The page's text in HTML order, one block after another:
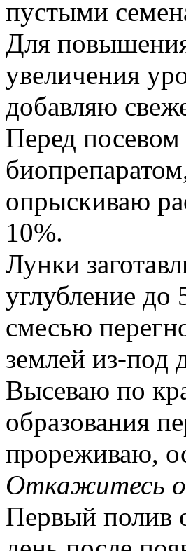
пустыми
Для
увеличения
добавляю
Перед
опрыскиваю
10%.
Лунки
углубление
смесью
землей из-под
Высеваю по
образования
прореживаю,
Откажитесь
Первый полив